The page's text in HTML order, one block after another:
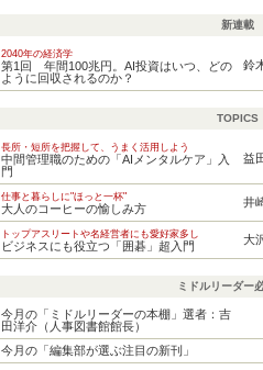
新連載
2040年の経済学
第1回 年間100兆円。AI投資はいつ、どの
ように回収されるのか？
鈴
TOPICS
長所・短所を把握して、うまく活用しよう
中間管理職のための「AIメンタルケア」入
門
益
仕事と暮らしに"ほっと一杯"
大人のコーヒーの愉しみ方 井
トップアスリートや名経営者にも愛好家多し
ビジネスにも役立つ「囲碁」超入門 大
ミドルリーダー
今月の「ミドルリーダーの本棚」選者：吉
田洋介（人事図書館館長）
今月の「編集部が選ぶ注目の新刊」